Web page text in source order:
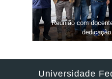
Reunião com
Universidade